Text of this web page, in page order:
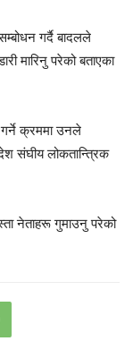
गर्दै बादलले
मारिनु परेको बताएका
गर्ने क्रममा उनले
संघीय लोकतान्त्रिक
नेताहरू गुमाउनु परेको